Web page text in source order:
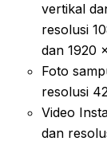
vertikal
resolusi
dan 1920
Foto
resolusi
Video
dan